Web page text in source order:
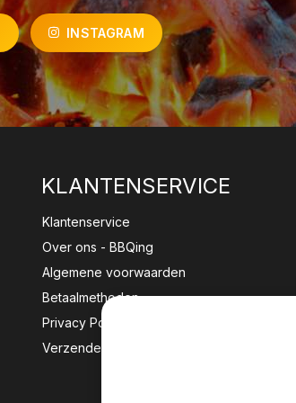
INSTAGRAM
KLANTENSERVICE
Klantenservice
Over ons - BBQing
Algemene voorwaarden
Betaalmethoden
Privacy Policy
Verzenden & retourneren